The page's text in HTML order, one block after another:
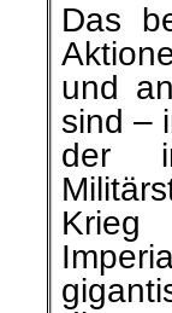
Das
und
sind –
der